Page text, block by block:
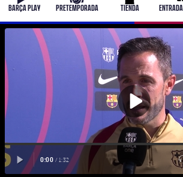
BARÇA PLAY PRETEMPORADA TIENDA
PLUSICON
MÁS
Primer equipo
Femenino
plusicon
más
Actualidad
Barça Atlètic
plusicon
más